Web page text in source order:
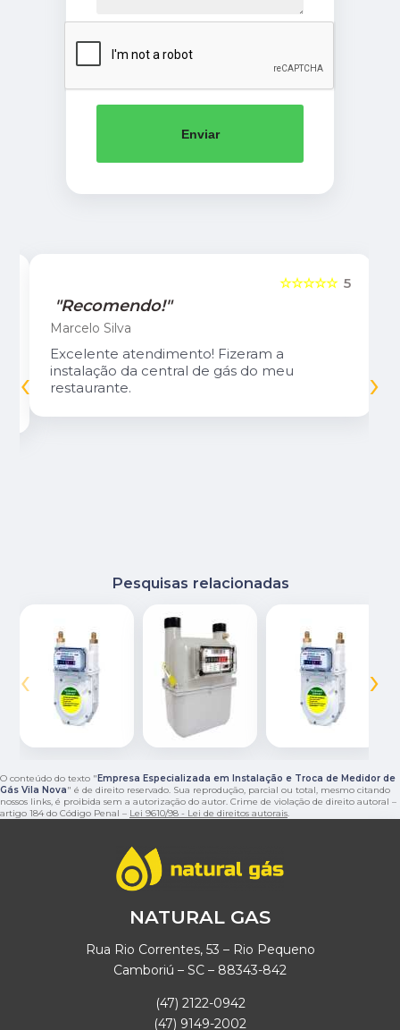
Enviar
5
☆☆☆☆☆
"Recomendo!"
Marcelo Silva
Excelente atendimento! Fizeram a
instalação da central de gás do meu
restaurante.
‹ ›
Pesquisas relacionadas
‹ ›
O conteúdo do texto "Empresa Especializada em Instalação e Troca de Medidor de
Gás Vila Nova" é de direito reservado. Sua reprodução, parcial ou total, mesmo citando
nossos links, é proibida sem a autorização do autor. Crime de violação de direito autoral –
artigo 184 do Código Penal – Lei 9610/98 - Lei de direitos autorais.
NATURAL GAS
Rua Rio Correntes, 53 – Rio Pequeno
Camboriú – SC – 88343-842
(47) 2122-0942
(47) 9149-2002